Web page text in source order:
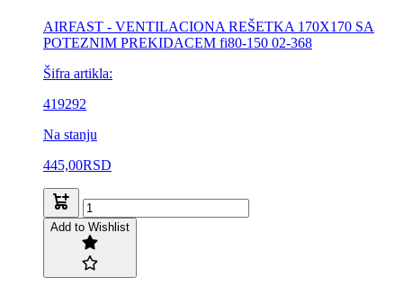
AIRFAST - VENTILACIONA REŠETKA 170X170 SA
POTEZNIM PREKIDACEM fi80-150 02-368
Šifra artikla:
419292
Na stanju
445,00RSD
Add to Wishlist